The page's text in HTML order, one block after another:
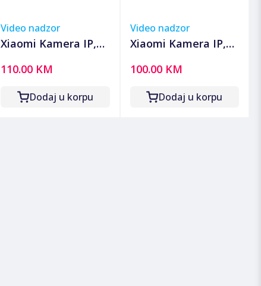
Video nadzor
Xiaomi Kamera IP,
Bluetooth, 360°,
microSD utor - Mi
110.00 KM
Dodaj u korpu
Video nadzor
Xiaomi Kamera IP,
360°, micro SD utor -
Mi Smart Camera
100.00 KM
Dodaj u korpu